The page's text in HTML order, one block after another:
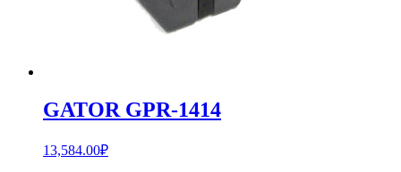
GATOR GPR-1414
13,584.00₽